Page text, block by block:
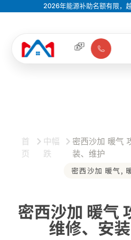
2026年能源补助名额有限，
首
页
中幅
跌
密西沙加 暖气
装、维护
密西沙加 暖气,
密西沙加 暖气
维修、安